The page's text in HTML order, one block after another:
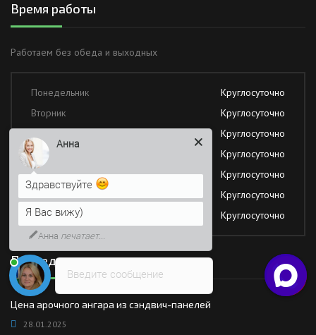
Время работы
Работаем без обеда и выходных
Понедельник
Круглосуточно
Вторник
Круглосуточно
Круглосуточно
Четверг
Круглосуточно
Пятница
Круглосуточно
Суббота
Круглосуточно
Воскресение
Круглосуточно
Последние новости
Цена арочного ангара из сэндвич-панелей
28.01.2025
Введите сообщение
Анна
Здравствуйте
Я Вас вижу)
Анна печатает...